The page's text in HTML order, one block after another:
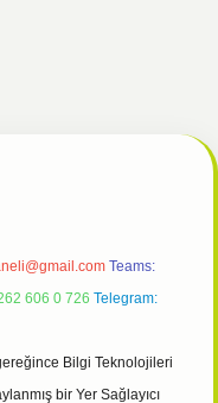
Teams:
606 0 726 Telegram:
Bilgi Teknolojileri
bir Yer Sağlayıcı